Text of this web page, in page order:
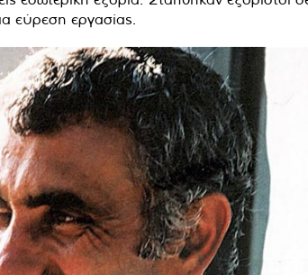
εύρεση εργασίας.